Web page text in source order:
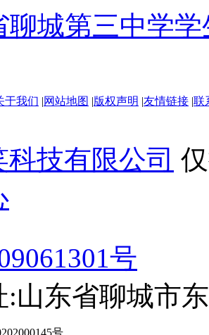
聊城第三中学
于我们 |网站地图 |版权声明 |友情链接 |联
技有限公司
号
:山东省聊城市
号